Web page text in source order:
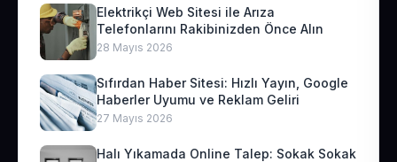
Elektrikçi Web Sitesi ile Arıza
Telefonlarını Rakibinizden Önce Alın
28 Mayıs 2026
Sıfırdan Haber Sitesi: Hızlı Yayın, Google
Haberler Uyumu ve Reklam Geliri
27 Mayıs 2026
Halı Yıkamada Online Talep: Sokak Sokak